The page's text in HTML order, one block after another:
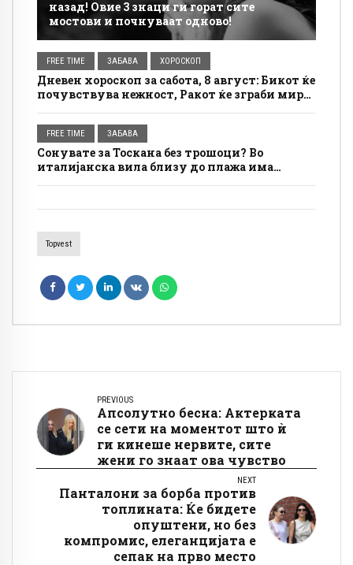
назад! Овие 3 знаци ги горат сите
мостови и почнуваат одново!
FREE TIME ЗАБАВА ХОРОСКОП
Дневен хороскоп за сабота, 8 август: Бикот ќе
почувствува нежност, Ракот ќе зграби мир
FREE TIME ЗАБАВА
Сонувате за Тоскана без трошоци? Во
италијанска вила близу до плажа има
Topvest
PREVIOUS
Апсолутно бесна: Актерката
се сети на моментот што ѝ
ги кинеше нервите, сите
жени го знаат ова чувство
NEXT
Панталони за борба против
топлината: Ќе бидете
опуштени, но без
компромис, елеганцијата е
сепак на прво место